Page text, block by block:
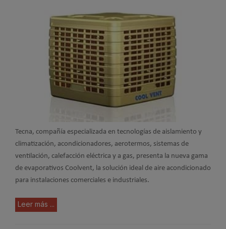
Tecna, compañía especializada en tecnologías de aislamiento y
climatización, acondicionadores, aerotermos, sistemas de
ventilación, calefacción eléctrica y a gas, presenta la nueva gama
de evaporativos Coolvent, la solución ideal de aire acondicionado
para instalaciones comerciales e industriales.
Leer más ...